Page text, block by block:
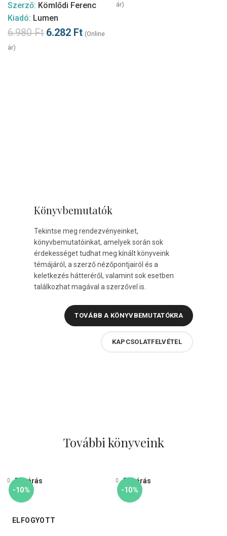
Szerző: Kömlődi Ferenc
Kiadó: Lumen
6.980Ft 6.282 Ft (Online
ár)
ár)
Könyvbemutatók
Tekintse meg rendezvényeinket,
könyvbemutatóinkat, amelyek során sok
érdekességet tudhat meg kínált könyveink
témájáról, a szerző nézőpontjairól és a
keletkezés hátteréről, valamint sok esetben
találkozhat magával a szerzővel is.
TOVÁBB A KÖNYVBEMUTATÓKRA
KAPCSOLATFELVÉTEL
További könyveink
-10%
ELFOGYOTT
Bezárás
-10%
Bezárás